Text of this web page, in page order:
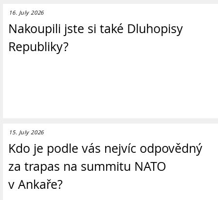
16. July 2026
Nakoupili jste si také Dluhopisy
Republiky?
15. July 2026
Kdo je podle vás nejvíc odpovědný
za trapas na summitu NATO
v Ankaře?